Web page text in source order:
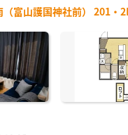
富山護国神社前） 201・